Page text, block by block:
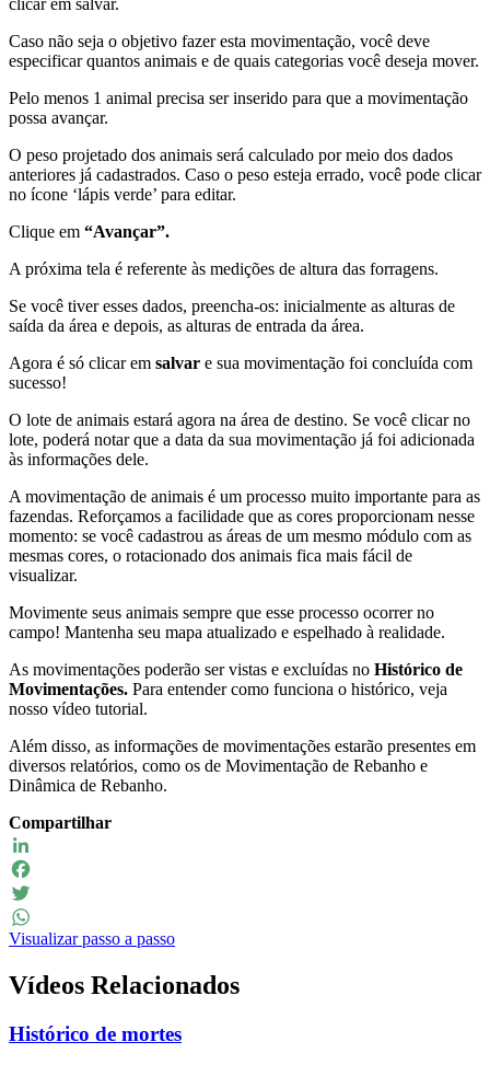
Caso não seja o objetivo fazer esta movimentação, você deve
especificar quantos animais e de quais categorias você deseja mover.
Pelo menos 1 animal precisa ser inserido para que a movimentação
possa avançar.
O peso projetado dos animais será calculado por meio dos dados
anteriores já cadastrados. Caso o peso esteja errado, você pode clicar
no ícone ‘lápis verde’ para editar.
Clique em “Avançar”.
A próxima tela é referente às medições de altura das forragens.
Se você tiver esses dados, preencha-os: inicialmente as alturas de
saída da área e depois, as alturas de entrada da área.
Agora é só clicar em salvar e sua movimentação foi concluída com
sucesso!
O lote de animais estará agora na área de destino. Se você clicar no
lote, poderá notar que a data da sua movimentação já foi adicionada
às informações dele.
A movimentação de animais é um processo muito importante para as
fazendas. Reforçamos a facilidade que as cores proporcionam nesse
momento: se você cadastrou as áreas de um mesmo módulo com as
mesmas cores, o rotacionado dos animais fica mais fácil de
visualizar.
Movimente seus animais sempre que esse processo ocorrer no
campo! Mantenha seu mapa atualizado e espelhado à realidade.
As movimentações poderão ser vistas e excluídas no Histórico de
Movimentações. Para entender como funciona o histórico, veja
nosso vídeo tutorial.
Além disso, as informações de movimentações estarão presentes em
diversos relatórios, como os de Movimentação de Rebanho e
Dinâmica de Rebanho.
Compartilhar
LinkedIn
Facebook
Twitter
WhatsApp
Visualizar passo a passo
Vídeos Relacionados
Histórico de mortes